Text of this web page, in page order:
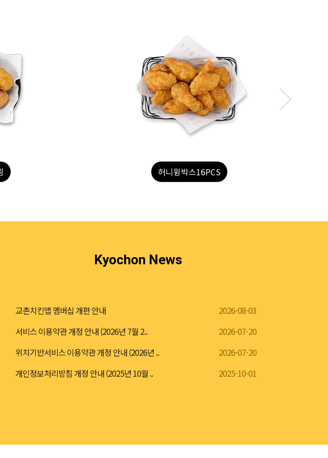
후라이드한마리
Kyochon News
교촌치킨앱 멤버십 개편 안내
2026-08-03
서비스 이용약관 개정 안내 (2026년 7월 2..
2026-07-20
위치기반서비스 이용약관 개정 안내 (2026년 ..
2026-07-20
개인정보처리방침 개정 안내 (2025년 10월 ..
2025-10-01